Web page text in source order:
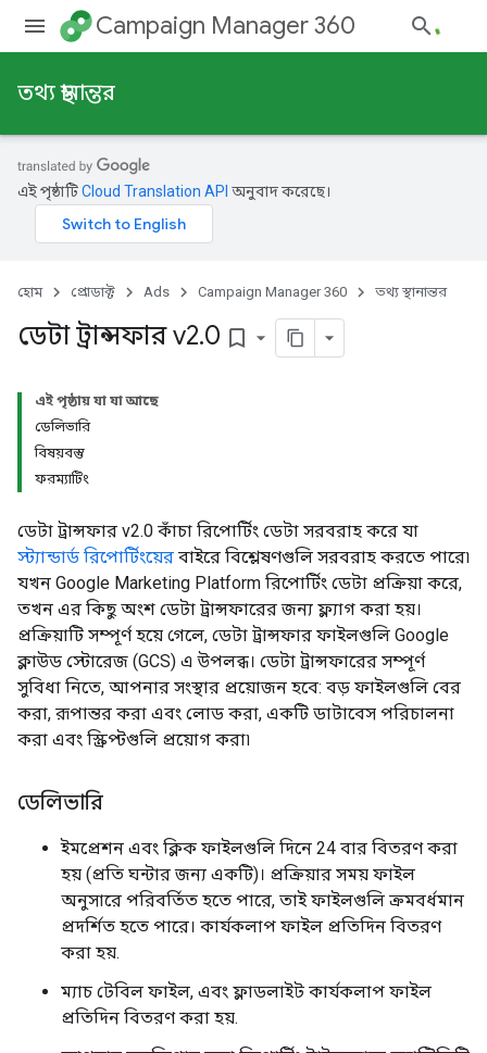
Campaign Manager 360
তথ্য স্থানান্তর
এই পৃষ্ঠাটিCloud Translation API অনুবাদ করেছে।
হোম প্রোডাক্ট Ads Campaign Manager 360 তথ্য স্থানান্তর
ডেটা ট্রান্সফার v2.0 bookmark_border
এই পৃষ্ঠায় যা যা আছে
ডেলিভারি
বিষয়বস্তু
ফরম্যাটিং
ডেটা ট্রান্সফার v2.0 কাঁচা রিপোর্টিং ডেটা সরবরাহ করে যা
স্ট্যান্ডার্ড রিপোর্টিংয়ের বাইরে বিশ্লেষণগুলি সরবরাহ করতে পারে৷
যখন Google Marketing Platform রিপোর্টিং ডেটা প্রক্রিয়া করে,
তখন এর কিছু অংশ ডেটা ট্রান্সফারের জন্য ফ্ল্যাগ করা হয়।
প্রক্রিয়াটি সম্পূর্ণ হয়ে গেলে, ডেটা ট্রান্সফার ফাইলগুলি Google
ক্লাউড স্টোরেজ (GCS) এ উপলব্ধ। ডেটা ট্রান্সফারের সম্পূর্ণ
সুবিধা নিতে, আপনার সংস্থার প্রয়োজন হবে: বড় ফাইলগুলি বের
করা, রূপান্তর করা এবং লোড করা, একটি ডাটাবেস পরিচালনা
করা এবং স্ক্রিপ্টগুলি প্রয়োগ করা৷
ডেলিভারি
ইমপ্রেশন এবং ক্লিক ফাইলগুলি দিনে 24 বার বিতরণ করা
হয় (প্রতি ঘন্টার জন্য একটি)। প্রক্রিয়ার সময় ফাইল
অনুসারে পরিবর্তিত হতে পারে, তাই ফাইলগুলি ক্রমবর্ধমান
প্রদর্শিত হতে পারে। কার্যকলাপ ফাইল প্রতিদিন বিতরণ
করা হয়.
ম্যাচ টেবিল ফাইল, এবং ফ্লাডলাইট কার্যকলাপ ফাইল
প্রতিদিন বিতরণ করা হয়.